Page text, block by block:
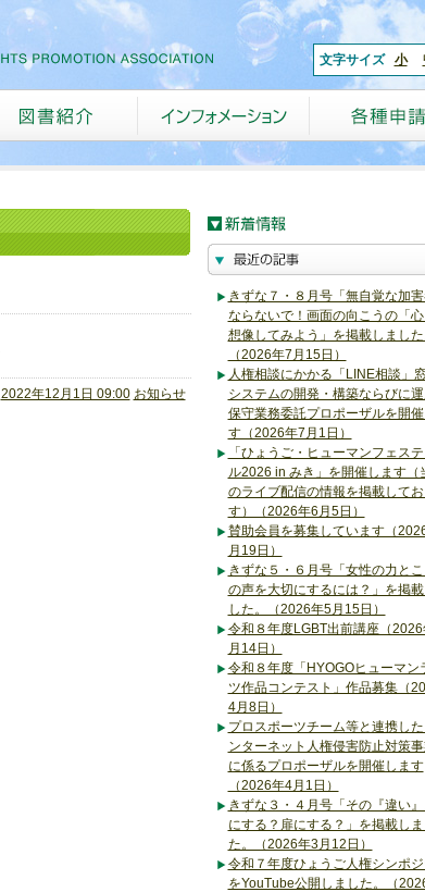
文字サイズ 小
2022年12月1日 09:00 お知らせ
きずな７・８月号「無自覚な加
ならないで！画面の向こうの「
想像してみよう」を掲載しました
（2026年7月15日）
人権相談にかかる「LINE相談」
システムの開発・構築ならびに運
保守業務委託プロポーザルを開催
す（2026年7月1日）
「ひょうご・ヒューマンフェス
ル2026 in みき」を開催します（
のライブ配信の情報を掲載してお
す）（2026年6月5日）
賛助会員を募集しています（
月19日）
きずな５・６月号「女性の力とこ
の声を大切にするには？」を掲載
した。（2026年5月15日）
令和８年度LGBT出前講座（
月14日）
令和８年度「HYOGOヒューマン
ツ作品コンテスト」作品募集（
4月8日）
プロスポーツチーム等と連携した
ンターネット人権侵害防止対策事
に係るプロポーザルを開催します
（2026年4月1日）
きずな３・４月号「その『違い
にする？扉にする？」を掲載しま
た。（2026年3月12日）
令和７年度ひょうご人権シンポ
をYouTube公開しました。（